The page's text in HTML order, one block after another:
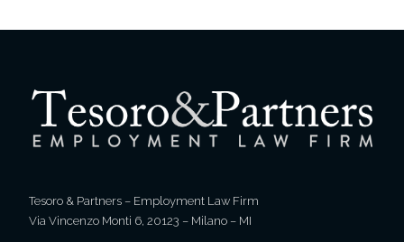
Tesoro & Partners – Employment Law Firm
Via Vincenzo Monti 6, 20123 – Milano – MI